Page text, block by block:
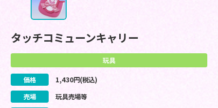
タッチコミューンキャリー
玩具
価格 1,430円(税込)
売場
玩具売場等